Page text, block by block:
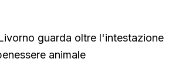
guarda oltre l'intestazione
animale